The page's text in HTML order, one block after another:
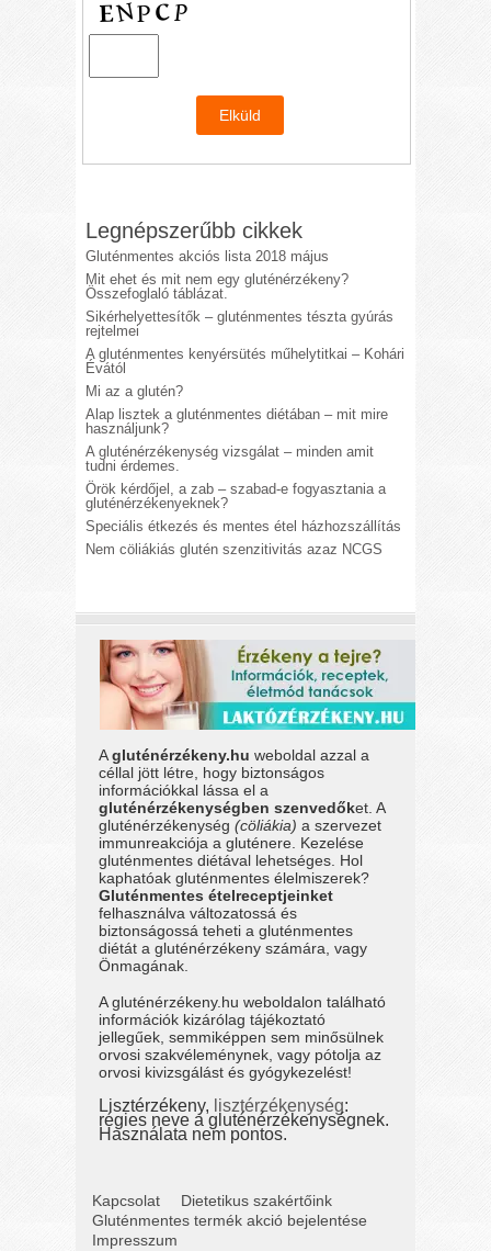
Legnépszerűbb cikkek
Gluténmentes akciós lista 2018 május
Mit ehet és mit nem egy gluténérzékeny?
Összefoglaló táblázat.
Sikérhelyettesítők – gluténmentes tészta gyúrás
rejtelmei
A gluténmentes kenyérsütés műhelytitkai – Kohári
Évától
Mi az a glutén?
Alap lisztek a gluténmentes diétában – mit mire
használjunk?
A gluténérzékenység vizsgálat – minden amit
tudni érdemes.
Örök kérdőjel, a zab – szabad-e fogyasztania a
gluténérzékenyeknek?
Speciális étkezés és mentes étel házhozszállítás
Nem cöliákiás glutén szenzitivitás azaz NCGS
Agluténérzékeny.hu weboldal azzal a
céllal jött létre, hogy biztonságos
információkkal lássa el a
gluténérzékenységben szenvedőket. A
gluténérzékenység(cöliákia) a szervezet
immunreakciója a gluténere. Kezelése
gluténmentes diétával lehetséges. Hol
kaphatóak gluténmentes élelmiszerek?
Gluténmentes ételreceptjeinket
felhasználva változatossá és
biztonságossá teheti a gluténmentes
diétát a gluténérzékeny számára, vagy
Önmagának.
A gluténérzékeny.hu weboldalon található
információk kizárólag tájékoztató
jellegűek, semmiképpen sem minősülnek
orvosi szakvéleménynek, vagy pótolja az
orvosi kivizsgálást és gyógykezelést!
Lisztérzékeny, lisztérzékenység:
régies neve a gluténérzékenységnek.
Használata nem pontos.
Kapcsolat
Dietetikus szakértőink
Gluténmentes termék akció bejelentése
Impresszum